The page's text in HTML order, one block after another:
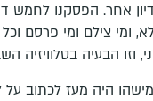
אחר. הפסקנו לחמש
ומי צילם ומי פרסם וכל
וזו הבעיה בטלוויזיה
היה מעז לכתוב על